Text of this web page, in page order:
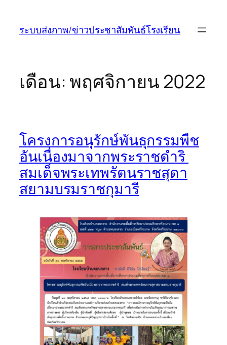
ระบบส่งภาพ/ข่าวประชาสัมพันธ์โรงเรียน
เดือน:พฤศจิกายน 2022
โครงการอนุรักษ์พันธุกรรมพืช
อันเนื่องมาจากพระราชดำริ
สมเด็จพระเทพรัตนราชสุดา
สยามบรมราชกุมารี